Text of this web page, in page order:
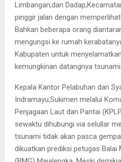
Limbangan,dan
pinggir jalan dengan
Bahkan beberapa orang
mengungsi ke rumah
Kabupaten untuk
kemungkinan datangnya tsunami.
Kepala Kantor Pelabuhan dan
Indramayu,Sukimen melalui
Penjagaan Laut dan Pantai
sewaktu dihubungi via selullar
tsunami tidak akan pasca
dikuatkan prediksi petugas Balai